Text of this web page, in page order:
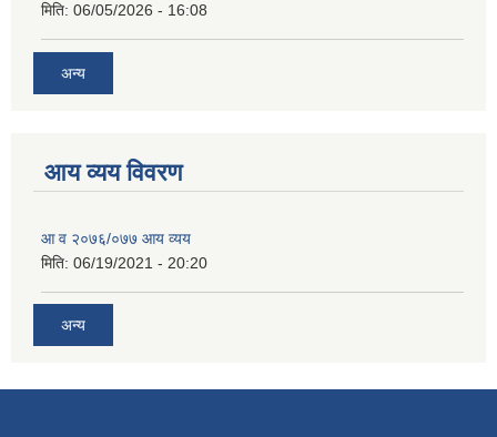
मिति: 06/05/2026 - 16:08
अन्य
आय व्यय विवरण
आ व २०७६/०७७ आय व्यय
मिति: 06/19/2021 - 20:20
अन्य